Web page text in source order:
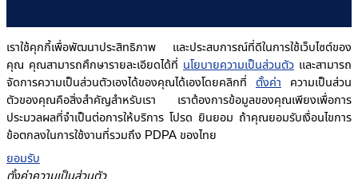
เราใช้คุกกี้เพื่อพัฒนาประสิทธิภาพ และประสบการณ์ที่ดีในการใช้เว็บไซต์ของ
คุณ คุณสามารถศึกษารายละเอียดได้ที่ นโยบายความเป็นส่วนตัว และสามารถ
จัดการความเป็นส่วนตัวเองได้ของคุณได้เองโดยคลิกที่ ตั้งค่า ความเป็นส่วน
ตัวของคุณคือสิ่งสำคัญสำหรับเรา เราต้องการข้อมูลของคุณเพียงเพื่อการ
ประมวลผลที่จำเป็นต่อการให้บริการ โปรด ยินยอม ถ้าคุณยอมรับเงื่อนไขการ
ข้อตกลงในการใช้งานที่รวมถึง PDPA ของไทย
ยอมรับ